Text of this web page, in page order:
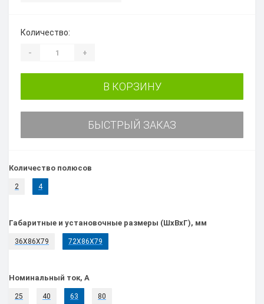
Количество:
- +
В КОРЗИНУ
БЫСТРЫЙ ЗАКАЗ
Количество полюсов
2 4
Габаритные и установочные размеры (ШхВхГ), мм
36Х86Х79 72Х86Х79
Номинальный ток, А
25 40 63 80